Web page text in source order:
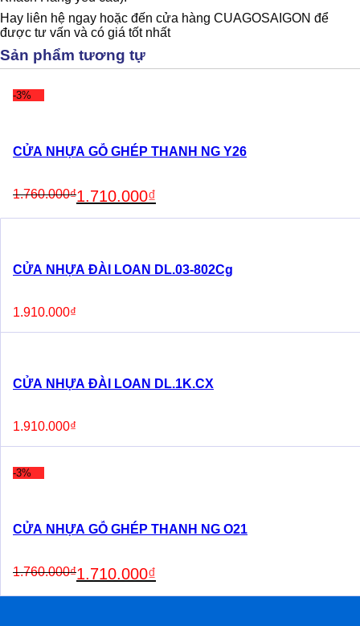
Hay liên hệ ngay hoặc đến cửa hàng CUAGOSAIGON để
được tư vấn và có giá tốt nhất
Sản phẩm tương tự
-3%
CỬA NHỰA GỖ GHÉP THANH NG Y26
1.760.000₫
price
was:
1.710.000₫
price
is:
CỬA NHỰA ĐÀI LOAN DL.03-802Cg
1.910.000₫
CỬA NHỰA ĐÀI LOAN DL.1K.CX
1.910.000₫
-3%
CỬA NHỰA GỖ GHÉP THANH NG O21
1.760.000₫
price
was:
1.710.000₫
price
is: